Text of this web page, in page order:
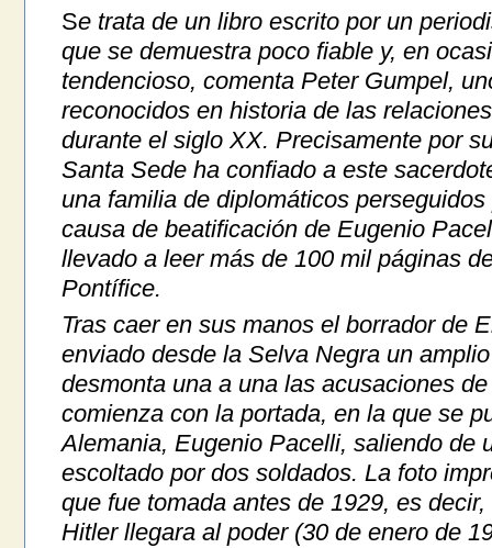
Se trata de un libro escrito por un
que se demuestra poco fiable y, en
tendencioso, comenta Peter Gumpel,
reconocidos en historia de las
durante el siglo XX. Precisamente por
Santa Sede ha confiado a este
una familia de diplomáticos
causa de beatificación de Eugenio
llevado a leer más de 100 mil páginas
Pontífice.
Tras caer en sus manos el borrador de
enviado desde la Selva Negra un
desmonta una a una las acusaciones
comienza con la portada, en la que se
Alemania, Eugenio Pacelli, saliendo de
escoltado por dos soldados. La foto
que fue tomada antes de 1929, es
Hitler llegara al poder (30 de enero de